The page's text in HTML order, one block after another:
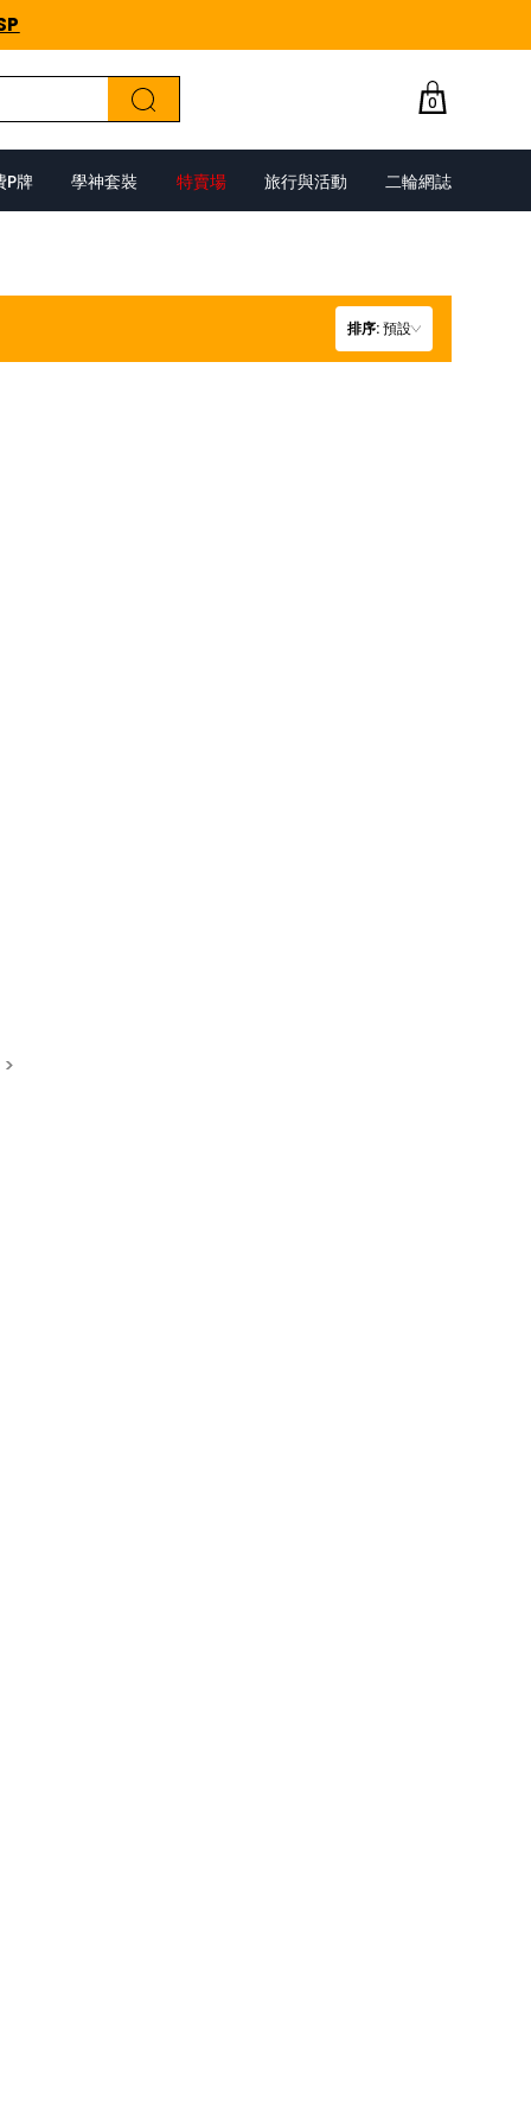
0
P牌 學神套裝 特賣場 旅行與活動 二輪網誌
排序:預設